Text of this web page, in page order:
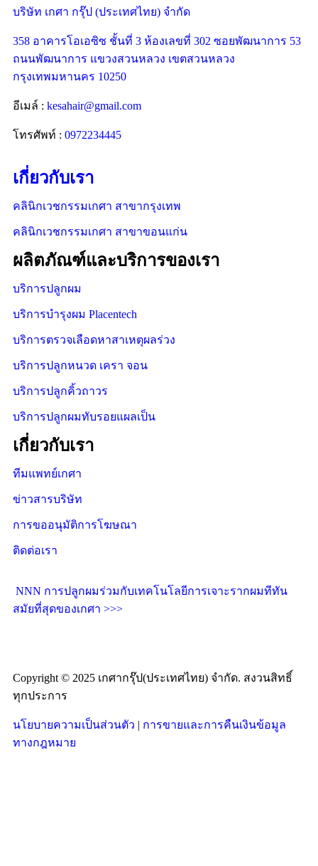
บริษัท เกศา กรุ๊ป (ประเทศไทย) จำกัด
358 อาคารโอเอซิซ ชั้นที่ 3 ห้องเลขที่ 302 ซอยพัฒนาการ 53
ถนนพัฒนาการ แขวงสวนหลวง เขตสวนหลวง
กรุงเทพมหานคร 10250
อีเมล์ : kesahair@gmail.com
โทรศัพท์ : 0972234445
เกี่ยวกับเรา
คลินิกเวชกรรมเกศา สาขากรุงเทพ
คลินิกเวชกรรมเกศา สาขาขอนแก่น
ผลิตภัณฑ์และบริการของเรา
บริการปลูกผม
บริการบำรุงผม Placentech
บริการตรวจเลือดหาสาเหตุผลร่วง
บริการปลูกหนวด เครา จอน
บริการปลูกคิ้วถาวร
บริการปลูกผมทับรอยแผลเป็น
เกี่ยวกับเรา
ทีมแพทย์เกศา
ข่าวสารบริษัท
การขออนุมัติการโฆษณา
ติดต่อเรา
NNN การปลูกผมร่วมกับเทคโนโลยีการเจาะรากผมทีทัน
สมัยที่สุดของเกศา >>>
Copyright © 2025 เกศากรุ๊ป(ประเทศไทย) จำกัด. สงวนสิทธิ์
ทุกประการ
นโยบายความเป็นส่วนตัว | การขายและการคืนเงินข้อมูล
ทางกฎหมาย